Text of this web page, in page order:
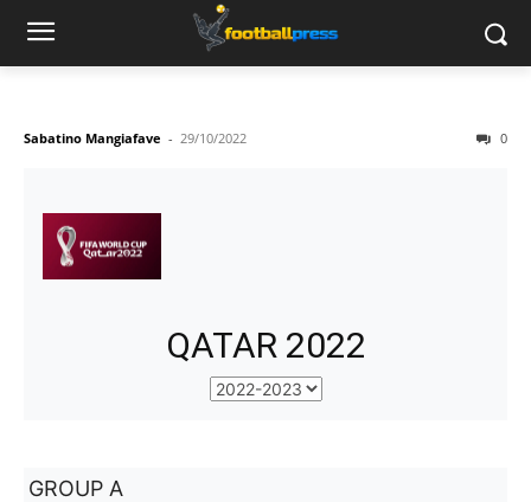
Sabatino Mangiafave - 29/10/2022 0
QATAR 2022
GROUP A